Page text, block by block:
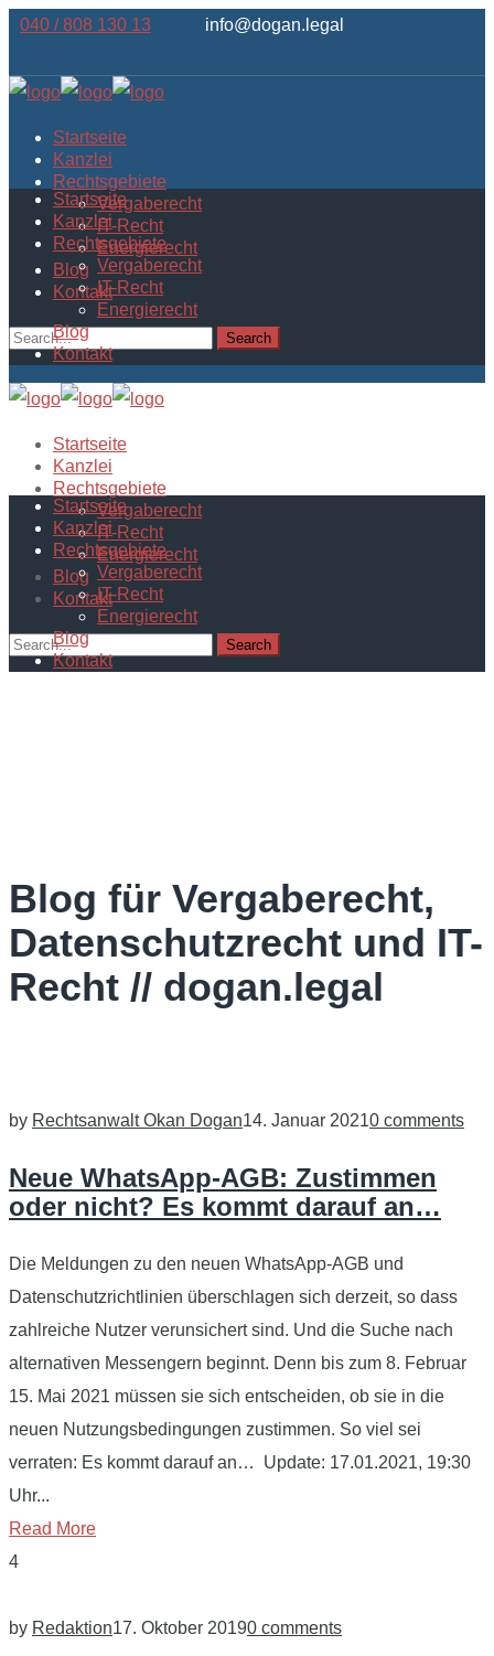
040 / 808 130 13 info@dogan.legal
Startseite
Kanzlei
Rechtsgebiete
Vergaberecht
IT-Recht
Energierecht
Blog
Kontakt
Startseite
Kanzlei
Rechtsgebiete
Vergaberecht
IT-Recht
Energierecht
Blog
Kontakt
Startseite
Kanzlei
Rechtsgebiete
Vergaberecht
IT-Recht
Energierecht
Blog
Kontakt
Startseite
Kanzlei
Rechtsgebiete
Vergaberecht
IT-Recht
Energierecht
Blog
Kontakt
Blog für Vergaberecht,
Datenschutzrecht und IT-
Recht // dogan.legal
by Rechtsanwalt Okan Dogan14. Januar 20210 comments
Neue WhatsApp-AGB: Zustimmen
oder nicht? Es kommt darauf an…
Die Meldungen zu den neuen WhatsApp-AGB und
Datenschutzrichtlinien überschlagen sich derzeit, so dass
zahlreiche Nutzer verunsichert sind. Und die Suche nach
alternativen Messengern beginnt. Denn bis zum 8. Februar
15. Mai 2021 müssen sie sich entscheiden, ob sie in die
neuen Nutzungsbedingungen zustimmen. So viel sei
verraten: Es kommt darauf an… Update: 17.01.2021, 19:30
Uhr...
Read More
4
by Redaktion17. Oktober 20190 comments